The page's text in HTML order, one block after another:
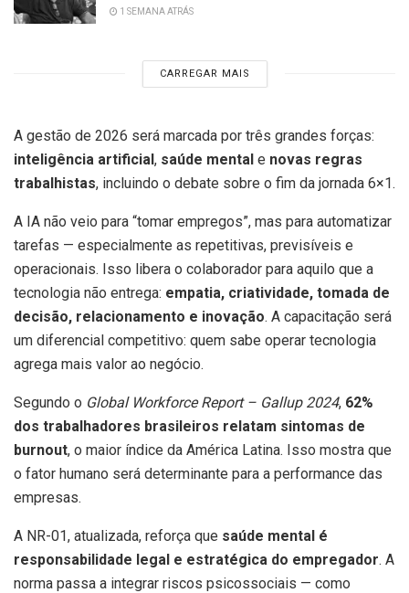
1 SEMANA ATRÁS
CARREGAR MAIS
A gestão de 2026 será marcada por três grandes forças:
inteligência artificial, saúde mental e novas regras
trabalhistas, incluindo o debate sobre o fim da jornada 6×1.
A IA não veio para “tomar empregos”, mas para automatizar
tarefas — especialmente as repetitivas, previsíveis e
operacionais. Isso libera o colaborador para aquilo que a
tecnologia não entrega: empatia, criatividade, tomada de
decisão, relacionamento e inovação. A capacitação será
um diferencial competitivo: quem sabe operar tecnologia
agrega mais valor ao negócio.
Segundo o Global Workforce Report – Gallup 2024, 62%
dos trabalhadores brasileiros relatam sintomas de
burnout, o maior índice da América Latina. Isso mostra que
o fator humano será determinante para a performance das
empresas.
A NR-01, atualizada, reforça que saúde mental é
responsabilidade legal e estratégica do empregador. A
norma passa a integrar riscos psicossociais — como